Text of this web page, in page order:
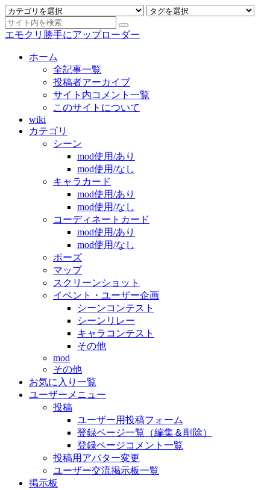
エモクリ勝手にアップローダー
ホーム
全記事一覧
投稿者アーカイブ
サイト内コメント一覧
このサイトについて
wiki
カテゴリ
シーン
mod使用/あり
mod使用/なし
キャラカード
mod使用/あり
mod使用/なし
コーディネートカード
mod使用/あり
mod使用/なし
ポーズ
マップ
スクリーンショット
イベント・ユーザー企画
シーンコンテスト
シーンリレー
キャラコンテスト
その他
mod
その他
お気に入り一覧
ユーザーメニュー
投稿
ユーザー用投稿フォーム
登録ページ一覧（編集＆削除）
登録ページコメント一覧
投稿用アバター変更
ユーザー交流掲示板一覧
掲示板